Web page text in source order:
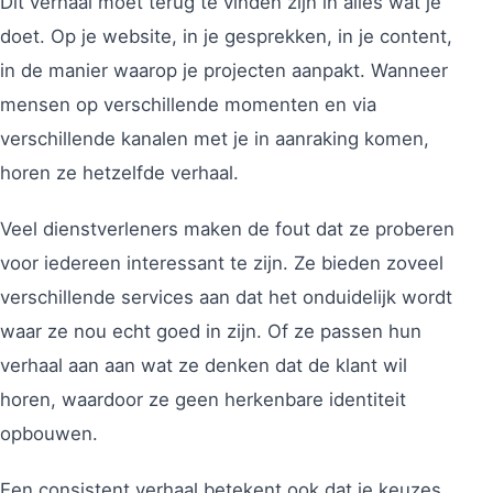
doet. Op je website, in je gesprekken, in je content,
in de manier waarop je projecten aanpakt. Wanneer
mensen op verschillende momenten en via
verschillende kanalen met je in aanraking komen,
horen ze hetzelfde verhaal.
Veel dienstverleners maken de fout dat ze proberen
voor iedereen interessant te zijn. Ze bieden zoveel
verschillende services aan dat het onduidelijk wordt
waar ze nou echt goed in zijn. Of ze passen hun
verhaal aan aan wat ze denken dat de klant wil
horen, waardoor ze geen herkenbare identiteit
opbouwen.